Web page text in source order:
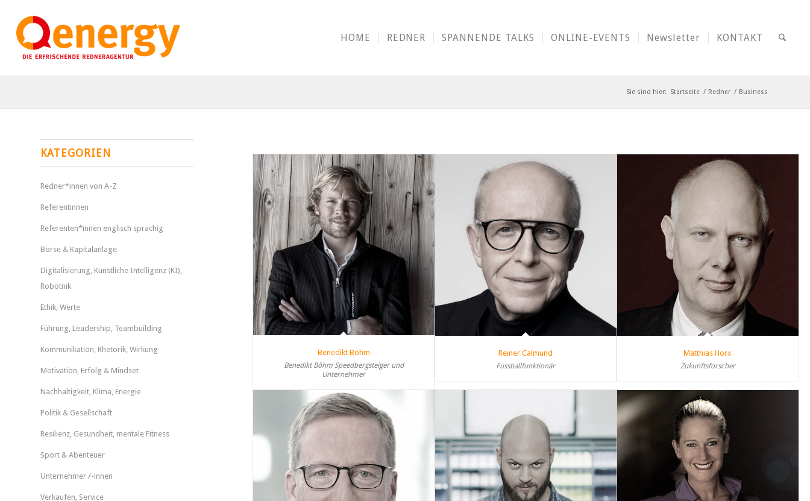
HOME REDNER SPANNENDE TALKS ONLINE-EVENTS Newsletter KONTAKT
Sie sind hier: Startseite / Redner / Business
Benedikt Böhm
Benedikt Böhm Speedbergsteiger und
Unternehmer
Reiner Calmund
Fussballfunktionär
Matthias Horx
Zukunftsforscher
KATEGORIEN
Redner*innen von A-Z
Referentinnen
Referenten*innen englisch sprachig
Börse & Kapitalanlage
Digitalisierung, Künstliche Intelligenz (KI),
Robotnik
Ethik, Werte
Führung, Leadership, Teambuilding
Kommunikation, Rhetorik, Wirkung
Motivation, Erfolg & Mindset
Nachhaltigkeit, Klima, Energie
Politik & Gesellschaft
Resilienz, Gesundheit, mentale Fitness
Sport & Abenteuer
Unternehmer /-innen
Verkaufen, Service